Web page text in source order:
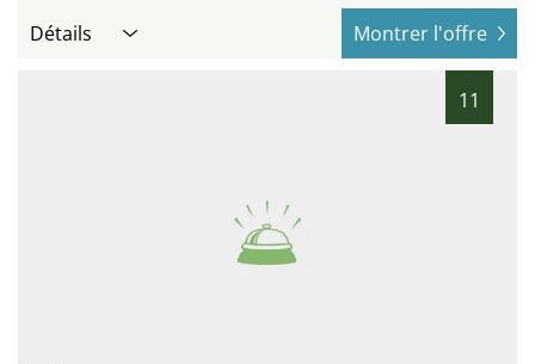
Détails Montrer l'offre
11